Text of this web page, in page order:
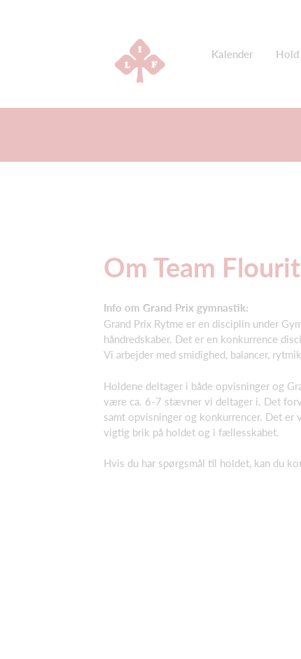
Kalender
Om Team Flourit
Info om Grand Prix gymnastik:
Grand Prix Rytme er en disciplin under
håndredskaber. Det er en konkurrence
Vi arbejder med smidighed, balancer,
Holdene deltager i både opvisninger og
være ca. 6-7 stævner vi deltager i. Det
samt opvisninger og konkurrencer. Det
vigtig brik på holdet og i fællesskabet.
Hvis du har spørgsmål til holdet, kan du